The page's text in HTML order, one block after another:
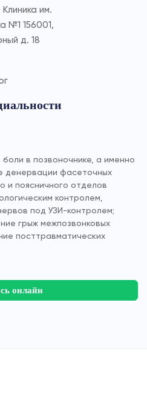
им.
№1 156001,
д. 18
в позвоночнике, а именно
денервации фасеточных
и поясничного отделов
контролем,
под УЗИ-контролем;
грыж межпозвонковых
посттравматических
онлайн